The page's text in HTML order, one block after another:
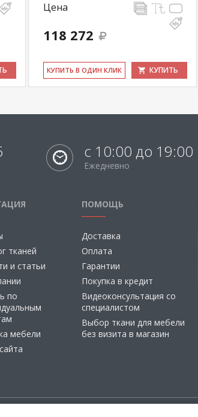
Цена
118 272
КУ­ПИТЬ В ОДИН КЛИК КУПИТЬ
с 10:00 до 19:00
Ежедневно
тканей
и статьи
по
мебели
ПОМОЩЬ
Доставка
Оплата
Гарантии
Покупка в кредит
Видеоконсультация со
специалистом
Выбор ткани для мебели
без визита в магазин